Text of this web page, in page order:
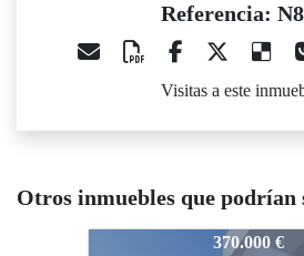
Referencia:
Visitas a este
Otros inmuebles que podrían
370.000 €
N8332